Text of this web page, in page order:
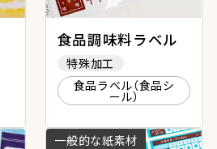
食品調味料ラベル
特殊加工
食品ラベル（食品シ
ール）
一般的な紙素材